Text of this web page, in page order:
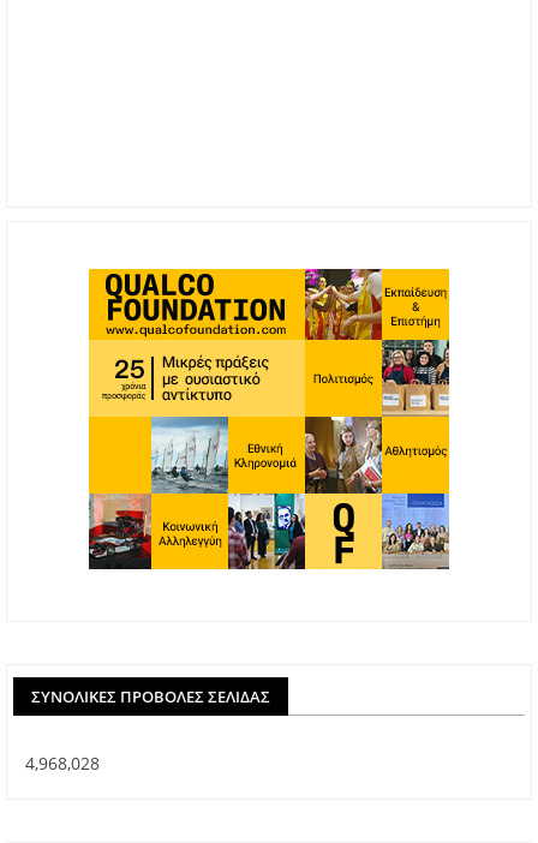
ΣΥΝΟΛΙΚΈΣ ΠΡΟΒΟΛΈΣ ΣΕΛΊΔΑΣ
4,968,028